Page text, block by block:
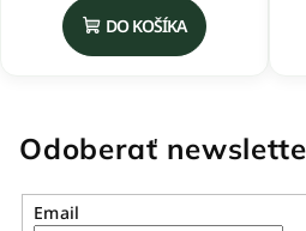
DO KOŠÍKA
Odoberať
Email